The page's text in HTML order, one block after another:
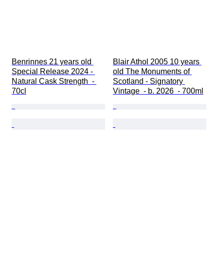
Benrinnes 21 years old
Special Release 2024 -
Natural Cask Strength  -
70cl
Blair Athol 2005 10 years
old The Monuments of
Scotland - Signatory
Vintage  - b. 2026  - 700ml